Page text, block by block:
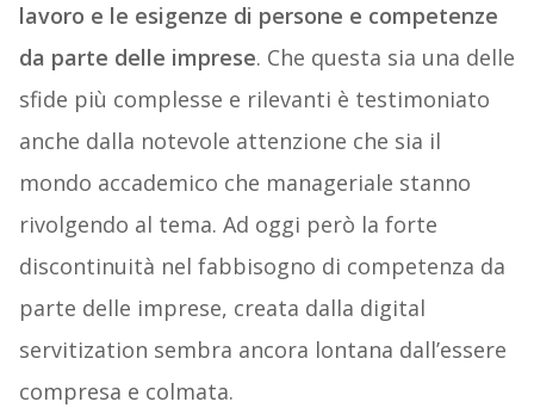
lavoro e le esigenze di persone e competenze
da parte delle imprese. Che questa sia una delle
sfide più complesse e rilevanti è testimoniato
anche dalla notevole attenzione che sia il
mondo accademico che manageriale stanno
rivolgendo al tema. Ad oggi però la forte
discontinuità nel fabbisogno di competenza da
parte delle imprese, creata dalla digital
servitization sembra ancora lontana dall’essere
compresa e colmata.